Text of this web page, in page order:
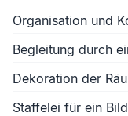
Organisation und
Begleitung durch
Dekoration der
Staffelei für ein Bild